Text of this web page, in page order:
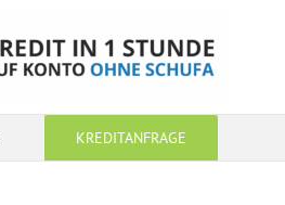
KREDITANFRAGE